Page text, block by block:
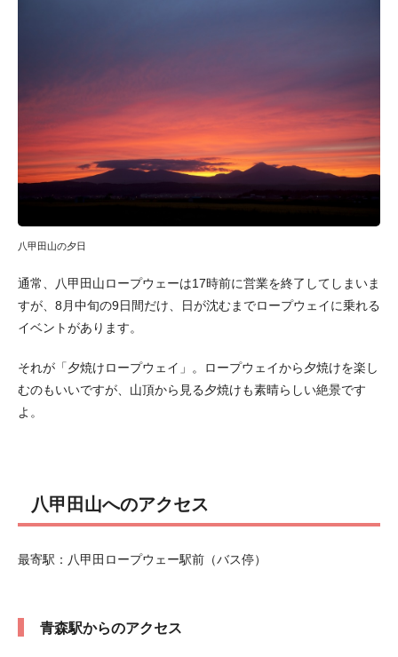
八甲田山の夕日
通常、八甲田山ロープウェーは17時前に営業を終了してしまいま
すが、8月中旬の9日間だけ、日が沈むまでロープウェイに乗れる
イベントがあります。
それが「夕焼けロープウェイ」。ロープウェイから夕焼けを楽し
むのもいいですが、山頂から見る夕焼けも素晴らしい絶景です
よ。
八甲田山へのアクセス
最寄駅：八甲田ロープウェー駅前（バス停）
青森駅からのアクセス